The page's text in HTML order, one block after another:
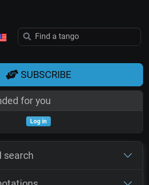
SUBSCRIBE
for you
Log in
search